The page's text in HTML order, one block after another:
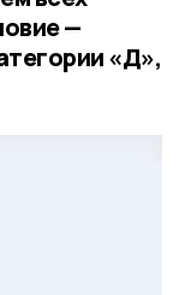
—
«Д»,